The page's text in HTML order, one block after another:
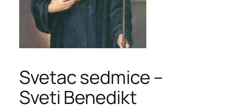
Svetac sedmice –
Sveti Benedikt